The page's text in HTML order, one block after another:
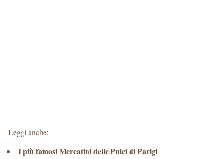
Leggi anche:
I più famosi Mercatini delle Pulci di Parigi